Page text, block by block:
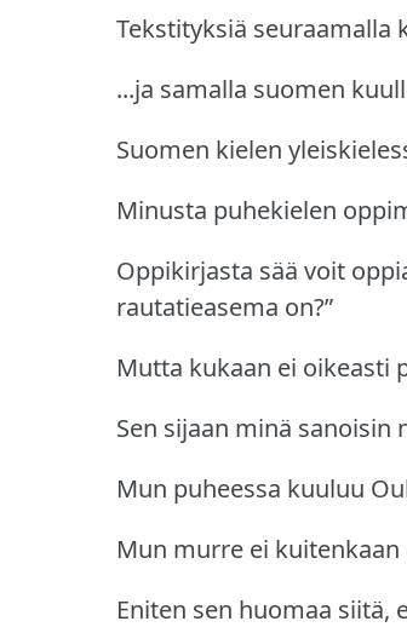
Tekstityksiä seuraamalla
...ja samalla suomen
Suomen kielen
Minusta puhekielen
Oppikirjasta sää voit
rautatieasema on?”
Mutta kukaan ei oikeasti
Sen sijaan minä sanoisin
Mun puheessa kuuluu
Mun murre ei kuitenkaan
Eniten sen huomaa siitä,